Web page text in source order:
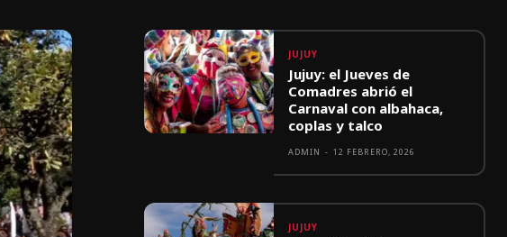
JUJUY
Jujuy: el Jueves de
Comadres abrió el
Carnaval con albahaca,
coplas y talco
ADMIN - 12 FEBRERO, 2026
JUJUY